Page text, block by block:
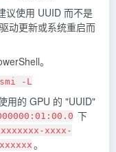
议使用 UUID 而不是
动更新或系统重启而
。
-L
用的 GPU 的 "UUID"
下
xxxx-
。